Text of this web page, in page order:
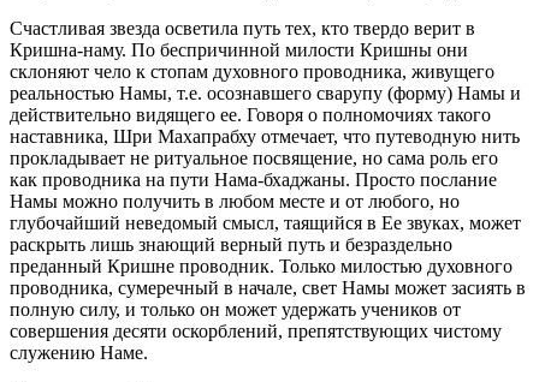
Счастливая звезда осветила путь тех, кто твердо верит в
Кришна-наму. По беспричинной милости Кришны они
склоняют чело к стопам духовного проводника, живущего
реальностью Намы, т.е. осознавшего сварупу (форму) Намы и
действительно видящего ее. Говоря о полномочиях такого
наставника, Шри Махапрабху отмечает, что путеводную нить
прокладывает не ритуальное посвящение, но сама роль его
как проводника на пути Нама-бхаджаны. Просто послание
Намы можно получить в любом месте и от любого, но
глубочайший неведомый смысл, таящийся в Ее звуках, может
раскрыть лишь знающий верный путь и безраздельно
преданный Кришне проводник. Только милостью духовного
проводника, сумеречный в начале, свет Намы может засиять в
полную силу, и только он может удержать учеников от
совершения десяти оскорблений, препятствующих чистому
служению Наме.